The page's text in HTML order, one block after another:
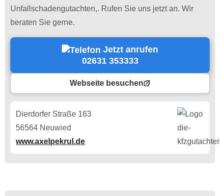
Unfallschadengutachten,. Rufen Sie uns jetzt an. Wir
beraten Sie gerne.
Jetzt anrufen
02631 353333
Webseite besuchen
Dierdorfer Straße 163
56564 Neuwied
www.axelpekrul.de